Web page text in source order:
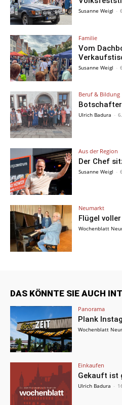
Susanne Weigl -
Familie
Vom
Susanne Weigl -
Beruf & Bildung
Ulrich Badura -
Aus der Region
Der Chef
Susanne Weigl -
Neumarkt
Flügel
Wochenblatt
DAS KÖNNTE SIE AUCH
Panorama
Plank
Wochenblatt
Einkaufen
Gekauft ist
Ulrich Badura -